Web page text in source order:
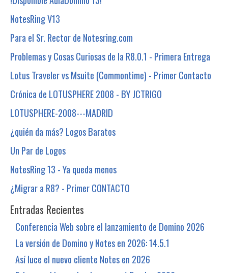
NotesRing V13
Para el Sr. Rector de Notesring.com
Problemas y Cosas Curiosas de la R8.0.1 - Primera Entrega
Lotus Traveler vs Msuite (Commontime) - Primer Contacto
Crónica de LOTUSPHERE 2008 - BY JCTRIGO
LOTUSPHERE-2008---MADRID
¿quién da más? Logos Baratos
Un Par de Logos
NotesRing 13 - Ya queda menos
¿Migrar a R8? - Primer CONTACTO
Entradas Recientes
Conferencia Web sobre el lanzamiento de Domino 2026
La versión de Domino y Notes en 2026: 14.5.1
Así luce el nuevo cliente Notes en 2026